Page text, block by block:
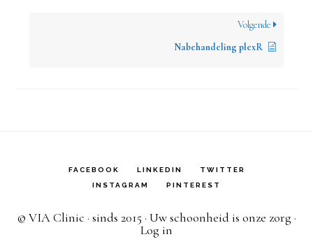
Volgende
Nabehandeling plexR
FACEBOOK LINKEDIN
TWITTER
INSTAGRAM
PINTEREST
© VIA Clinic · sinds 2015 · Uw schoonheid is onze zorg ·
Log in